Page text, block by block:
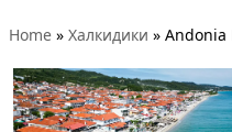
Home » Халкидики » Andonia